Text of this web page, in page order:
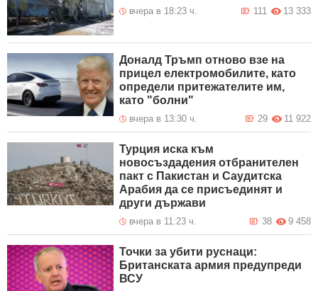
вчера в 18:23 ч. 13 333
111
Доналд Тръмп отново взе на
прицел електромобилите, като
определи притежателите им,
като "болни"
вчера в 13:30 ч. 11 922
29
Турция иска към
новосъздадения отбранителен
пакт с Пакистан и Саудитска
Арабия да се присъединят и
други държави
вчера в 11:23 ч. 9 458
38
Точки за убити руснаци:
Британската армия предупреди
ВСУ